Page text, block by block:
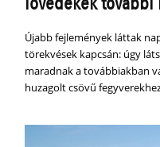
Újabb fejlemények láttak
törekvések kapcsán: úgy
maradnak a továbbiakban
huzagolt csövű